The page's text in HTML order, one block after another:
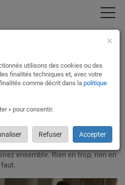
& partie commune
aux partenaires
vous, à Besançon.
pour les propriétaires,
Alors on fait au plus juste.
un devis vraiment adapté à
des tâches et une fréquence
ensemble. Rien en trop, rien en
×
utilisons des cookies ou des
finalités techniques et, avec votre
comme décrit dans la politique
» pour consentir.
Refuser Accepter